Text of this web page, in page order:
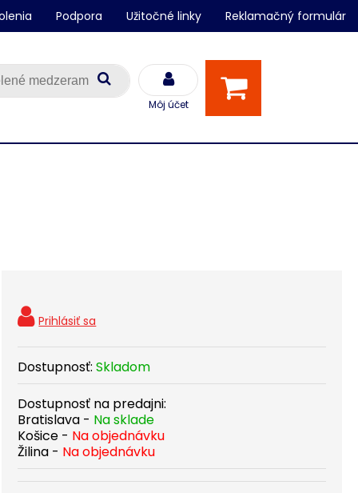
Môj účet
Podpora Užitočné linky Reklamačný formulár
Dostupnosť: Skladom
Dostupnosť na predajni:
Bratislava - Na sklade
Košice - Na objednávku
Žilina - Na objednávku